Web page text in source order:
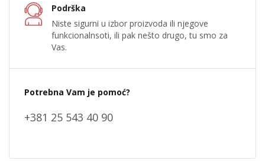
Podrška
Niste sigurni u izbor proizvoda ili njegove
funkcionalnsoti, ili pak nešto drugo, tu smo za
Vas.
Potrebna Vam je pomoć?
+381 25 543 40 90